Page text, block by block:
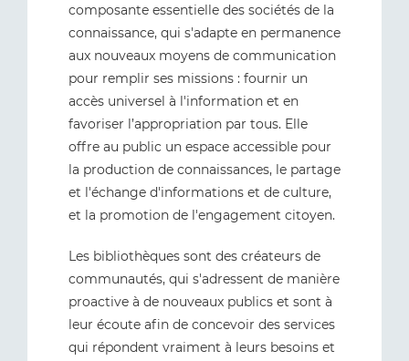
composante essentielle des sociétés de la
connaissance, qui s'adapte en permanence
aux nouveaux moyens de communication
pour remplir ses missions : fournir un
accès universel à l'information et en
favoriser l’appropriation par tous. Elle
offre au public un espace accessible pour
la production de connaissances, le partage
et l'échange d'informations et de culture,
et la promotion de l'engagement citoyen.
Les bibliothèques sont des créateurs de
communautés, qui s'adressent de manière
proactive à de nouveaux publics et sont à
leur écoute afin de concevoir des services
qui répondent vraiment à leurs besoins et